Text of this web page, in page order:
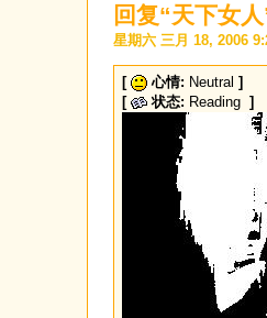
回复“天下女
星期六 三月 18, 2006
[ 心情: Neutral ]
[
状态: Reading ]